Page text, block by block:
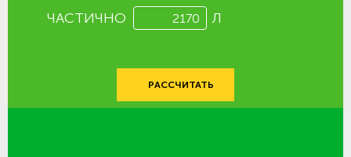
ЧАСТИЧНО
Л
РАССЧИТАТЬ